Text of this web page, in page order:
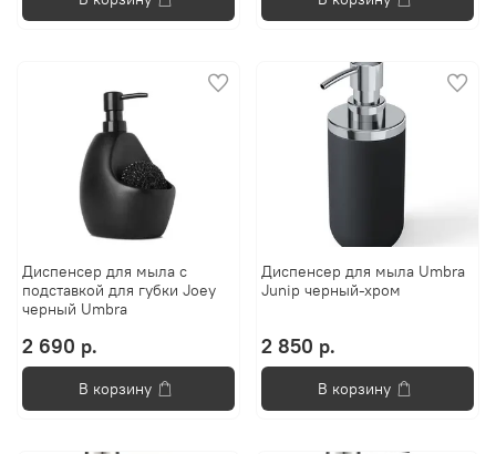
Диспенсер для мыла с
подставкой для губки Joey
черный Umbra
2 690 р.
В корзину
Диспенсер для мыла Umbra
Junip черный-хром
2 850 р.
В корзину